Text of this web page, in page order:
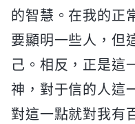
的智慧。在我的正
要顯明一些人，但
己。相反，正是這
神，對于信的人這
對這一點就對我有